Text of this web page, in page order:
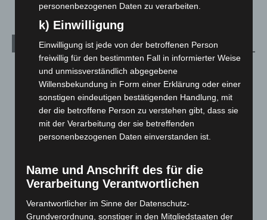
Archiv
August 2026(14)
Juli 2026(73)
Juni 2026 (139)
Mai 2026(99)
April 2026(99)
Februar 2026(109)
Dezember 2025(103)
personenbezogenen Daten zu verarbeiten.
k) Einwilligung
Einwilligung ist jede von der betroffenen Person
freiwillig für den bestimmten Fall in informierter Weise
und unmissverständlich abgegebene
Willensbekundung in Form einer Erklärung oder einer
sonstigen eindeutigen bestätigenden Handlung, mit
der die betroffene Person zu verstehen gibt, dass sie
mit der Verarbeitung der sie betreffenden
personenbezogenen Daten einverstanden ist.
Name und Anschrift des für die
Verarbeitung Verantwortlichen
Verantwortlicher im Sinne der Datenschutz-
Grundverordnung, sonstiger in den Mitgliedstaaten der